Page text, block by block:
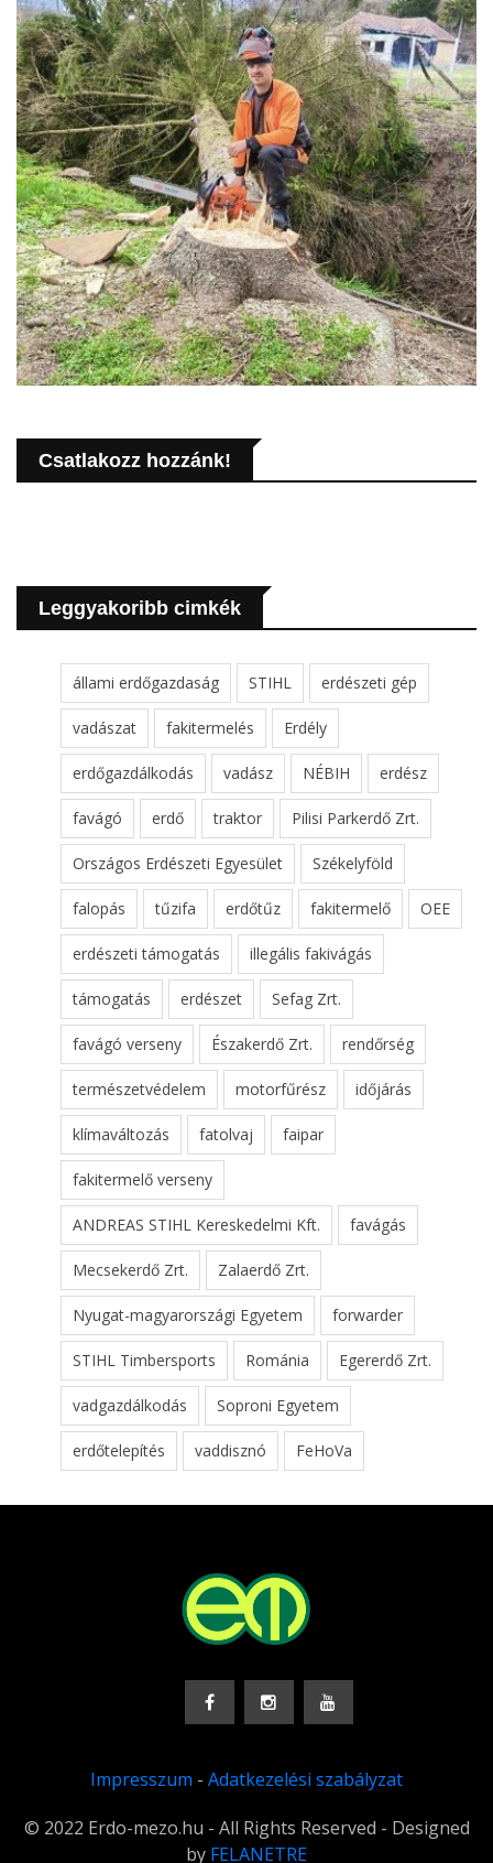
Csatlakozz hozzánk!
Leggyakoribb cimkék
állami erdőgazdaság STIHL erdészeti gép
vadászat fakitermelés Erdély
erdőgazdálkodás vadász NÉBIH erdész
favágó erdő traktor Pilisi Parkerdő Zrt.
Országos Erdészeti Egyesület Székelyföld
falopás tűzifa erdőtűz fakitermelő OEE
erdészeti támogatás illegális fakivágás
támogatás erdészet Sefag Zrt.
favágó verseny Északerdő Zrt. rendőrség
természetvédelem motorfűrész időjárás
klímaváltozás fatolvaj faipar
fakitermelő verseny
ANDREAS STIHL Kereskedelmi Kft. favágás
Mecsekerdő Zrt. Zalaerdő Zrt.
Nyugat-magyarországi Egyetem forwarder
STIHL Timbersports Románia Egererdő Zrt.
vadgazdálkodás Soproni Egyetem
erdőtelepítés vaddisznó FeHoVa
Impresszum - Adatkezelési szabályzat
© 2022 Erdo-mezo.hu - All Rights Reserved - Designed
by FELANETRE